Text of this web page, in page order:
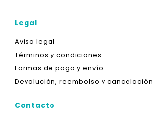
Legal
Aviso legal
Términos y condiciones
Formas de pago y envío
Devolución, reembolso y cancelación
Contacto